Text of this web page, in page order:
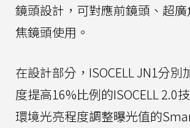
鏡頭設計，可對應前鏡頭、超
焦鏡頭使用。
在設計部分，ISOCELL JN1分別
度提高16%比例的ISOCELL 2.0
環境光亮程度調整曝光值的